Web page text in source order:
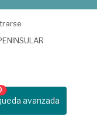
avanzada